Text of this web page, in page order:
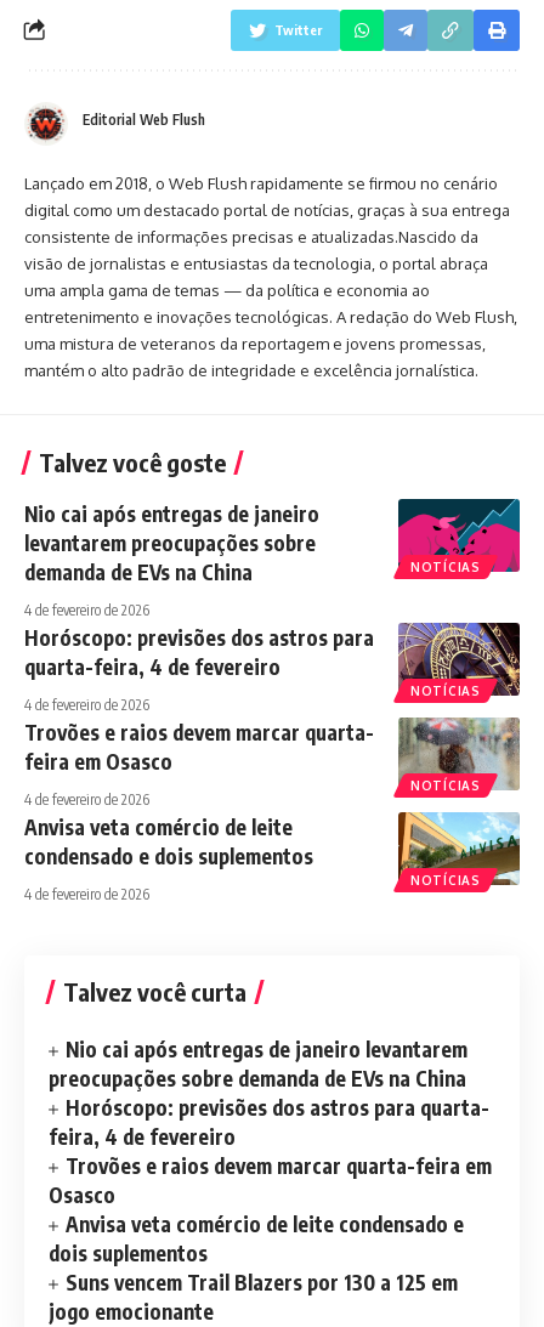
Twitter
Editorial Web Flush
Lançado em 2018, o Web Flush rapidamente se firmou no cenário
digital como um destacado portal de notícias, graças à sua entrega
consistente de informações precisas e atualizadas.Nascido da
visão de jornalistas e entusiastas da tecnologia, o portal abraça
uma ampla gama de temas — da política e economia ao
entretenimento e inovações tecnológicas. A redação do Web Flush,
uma mistura de veteranos da reportagem e jovens promessas,
mantém o alto padrão de integridade e excelência jornalística.
Talvez você goste
NOTÍCIAS
Nio cai após entregas de janeiro
levantarem preocupações sobre
demanda de EVs na China
4 de fevereiro de 2026
NOTÍCIAS
Horóscopo: previsões dos astros para
quarta-feira, 4 de fevereiro
4 de fevereiro de 2026
NOTÍCIAS
Trovões e raios devem marcar quarta-
feira em Osasco
4 de fevereiro de 2026
NOTÍCIAS
Anvisa veta comércio de leite
condensado e dois suplementos
4 de fevereiro de 2026
Talvez você curta
Nio cai após entregas de janeiro levantarem
preocupações sobre demanda de EVs na China
Horóscopo: previsões dos astros para quarta-
feira, 4 de fevereiro
Trovões e raios devem marcar quarta-feira em
Osasco
Anvisa veta comércio de leite condensado e
dois suplementos
Suns vencem Trail Blazers por 130 a 125 em
jogo emocionante